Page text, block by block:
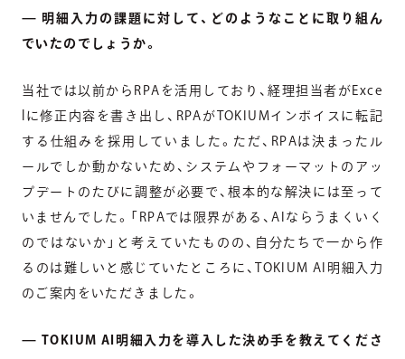
— 明細入力の課題に対して、どのようなことに取り組ん
でいたのでしょうか。
当社では以前からRPAを活用しており、経理担当者がExce
lに修正内容を書き出し、RPAがTOKIUMインボイスに転記
する仕組みを採用していました。ただ、RPAは決まったル
ールでしか動かないため、システムやフォーマットのアッ
プデートのたびに調整が必要で、根本的な解決には至って
いませんでした。「RPAでは限界がある、AIならうまくいく
のではないか」と考えていたものの、自分たちで一から作
るのは難しいと感じていたところに、TOKIUM AI明細入力
のご案内をいただきました。
— TOKIUM AI明細入力を導入した決め手を教えてくださ